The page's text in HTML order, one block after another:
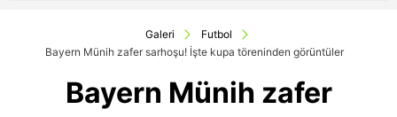
Galeri
Futbol
Bayern Münih zafer sarhoşu! İşte kupa töreninden görüntüler
Bayern Münih zafer